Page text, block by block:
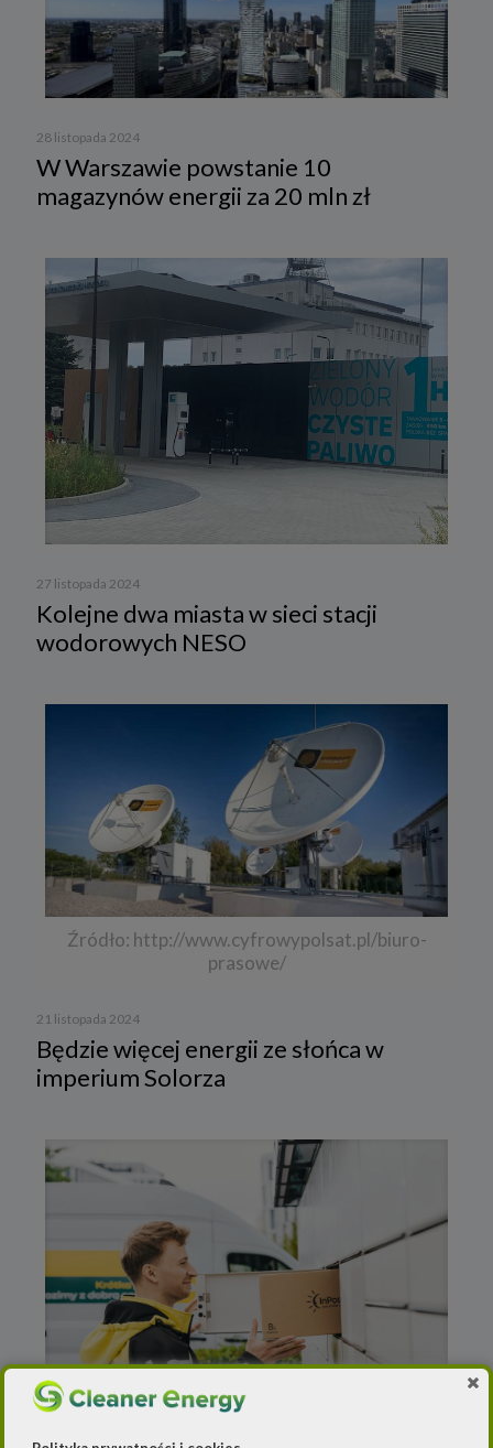
28 listopada 2024
W Warszawie powstanie 10
magazynów energii za 20 mln zł
27 listopada 2024
Kolejne dwa miasta w sieci stacji
wodorowych NESO
Źródło: http://www.cyfrowypolsat.pl/biuro-
prasowe/
21 listopada 2024
Będzie więcej energii ze słońca w
imperium Solorza